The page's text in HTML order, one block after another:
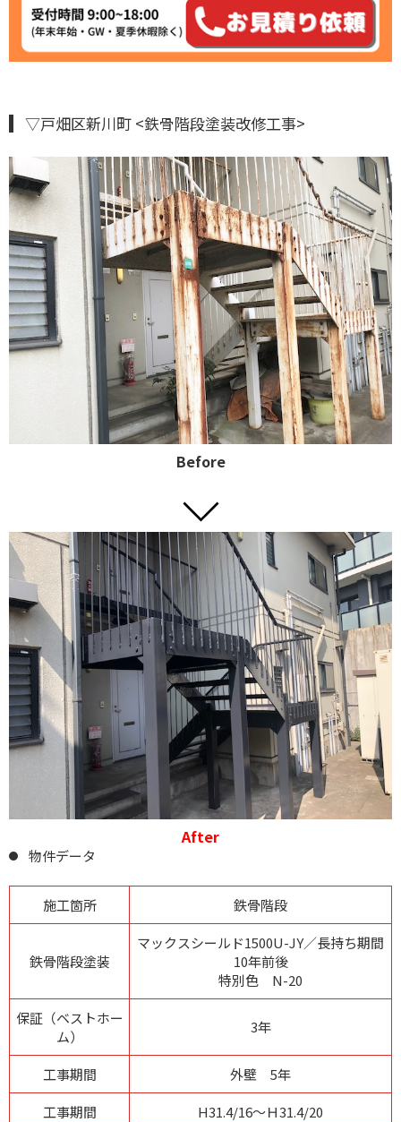
▽戸畑区新川町 <鉄骨階段塗装改修工事>
Before
After
物件データ
施工箇所 鉄骨階段
鉄骨階段塗装
マックスシールド1500U-JY／長持ち期間
10年前後
特別色 N-20
保証（ベストホー
ム）
3年
工事期間
外壁 5年
工事期間
H31.4/16～Ｈ31.4/20